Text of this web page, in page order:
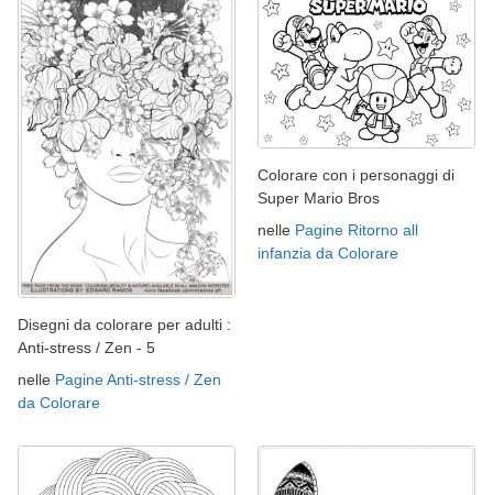
Disegni da colorare per adulti :
Anti-stress / Zen - 5
nelle Pagine Anti-stress / Zen
da Colorare
Colorare con i personaggi di
Super Mario Bros
nelle Pagine Ritorno all
infanzia da Colorare